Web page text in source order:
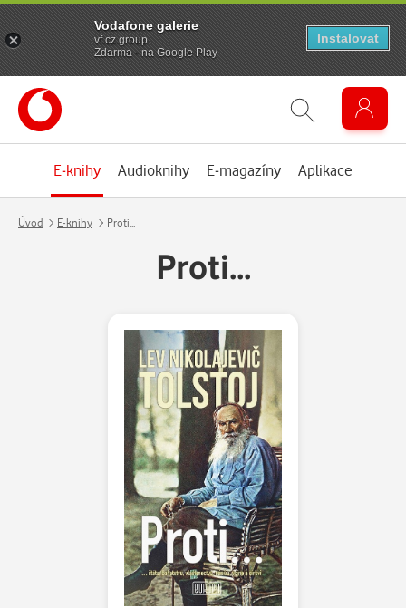
E-knihy Audioknihy E-magazíny Aplikace
Úvod E-knihy Proti...
Proti...
Vodafone galerie
vf.cz.group
Zdarma - na Google Play
Instalovat